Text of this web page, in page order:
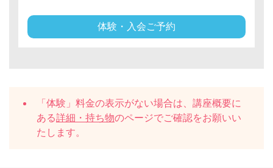
体験・入会ご予約
「体験」料金の表示がない場合は、講座概要に
ある詳細・持ち物のページでご確認をお願いい
たします。